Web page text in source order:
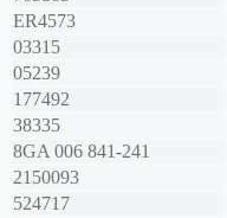
ER4573
03315
05239
177492
38335
8GA 006 841-241
2150093
524717